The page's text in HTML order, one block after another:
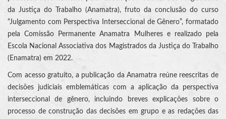
da Justiça do Trabalho (Anamatra), fruto da conclusão do curso
“Julgamento com Perspectiva Interseccional de Gênero”, formatado
pela Comissão Permanente Anamatra Mulheres e realizado pela
Escola Nacional Associativa dos Magistrados da Justiça do Trabalho
(Enamatra) em 2022.
Com acesso gratuito, a publicação da Anamatra reúne reescritas de
decisões judiciais emblemáticas com a aplicação da perspectiva
interseccional de gênero, incluindo breves explicações sobre o
processo de construção das decisões em grupo e as redações das